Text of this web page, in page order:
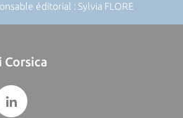
éditorial : Sylvia FLORE